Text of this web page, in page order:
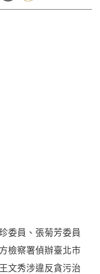
委員、張菊芳委員
檢察署偵辦臺北市
文秀涉違反貪污治